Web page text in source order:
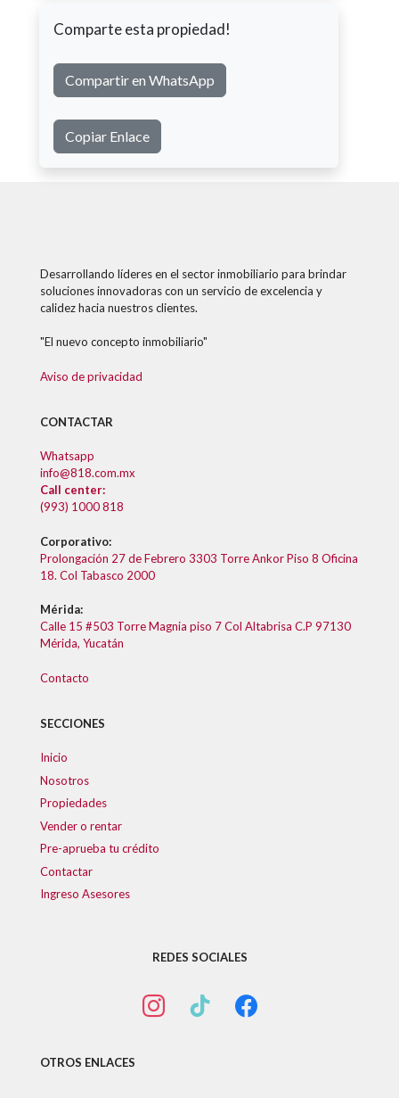
Comparte esta propiedad!
Compartir en WhatsApp
Copiar Enlace
Desarrollando líderes en el sector inmobiliario para brindar
soluciones innovadoras con un servicio de excelencia y
calidez hacia nuestros clientes.
"El nuevo concepto inmobiliario"
Aviso de privacidad
CONTACTAR
Whatsapp
info@818.com.mx
Call center:
(993) 1000 818
Corporativo:
Prolongación 27 de Febrero 3303 Torre Ankor Piso 8 Oficina
18. Col Tabasco 2000
Mérida:
Calle 15 #503 Torre Magnia piso 7 Col Altabrisa C.P 97130
Mérida, Yucatán
Contacto
SECCIONES
Inicio
Nosotros
Propiedades
Vender o rentar
Pre-aprueba tu crédito
Contactar
Ingreso Asesores
REDES SOCIALES
OTROS ENLACES